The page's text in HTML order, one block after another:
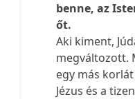
benne, az
őt.
Aki kiment,
megváltozott.
egy más
Jézus és a